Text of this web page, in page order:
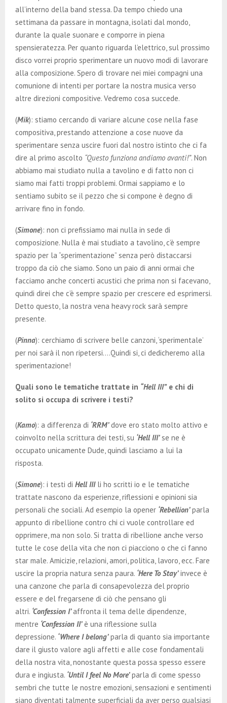
all’interno della band stessa. Da tempo chiedo una
settimana da passare in montagna, isolati dal mondo,
durante la quale suonare e comporre in piena
spensieratezza. Per quanto riguarda l’elettrico, sul prossimo
disco vorrei proprio sperimentare un nuovo modi di lavorare
alla composizione. Spero di trovare nei miei compagni una
comunione di intenti per portare la nostra musica verso
altre direzioni compositive. Vedremo cosa succede.
(Mik): stiamo cercando di variare alcune cose nella fase
compositiva, prestando attenzione a cose nuove da
sperimentare senza uscire fuori dal nostro istinto che ci fa
dire al primo ascolto “Questo funziona andiamo avanti!”. Non
abbiamo mai studiato nulla a tavolino e di fatto non ci
siamo mai fatti troppi problemi. Ormai sappiamo e lo
sentiamo subito se il pezzo che si compone è degno di
arrivare fino in fondo.
(Simone): non ci prefissiamo mai nulla in sede di
composizione. Nulla è mai studiato a tavolino, c’è sempre
spazio per la “sperimentazione” senza però distaccarsi
troppo da ciò che siamo. Sono un paio di anni ormai che
facciamo anche concerti acustici che prima non si facevano,
quindi direi che c’è sempre spazio per crescere ed esprimersi.
Detto questo, la nostra vena heavy rock sarà sempre
presente.
(Pinna): cerchiamo di scrivere belle canzoni, ‘sperimentale’
per noi sarà il non ripetersi….Quindi si, ci dedicheremo alla
sperimentazione!
Quali sono le tematiche trattate in “Hell III”e chi di
solito si occupa di scrivere i testi?
(Kamo): a differenza di ‘RRM’dove ero stato molto attivo e
coinvolto nella scrittura dei testi, su ‘Hell III’se ne è
occupato unicamente Dude, quindi lasciamo a lui la
risposta.
(Simone): i testi di Hell III li ho scritti io e le tematiche
trattate nascono da esperienze, riflessioni e opinioni sia
personali che sociali. Ad esempio la opener ‘Rebellion’parla
appunto di ribellione contro chi ci vuole controllare ed
opprimere, ma non solo. Si tratta di ribellione anche verso
tutte le cose della vita che non ci piacciono o che ci fanno
star male. Amicizie, relazioni, amori, politica, lavoro, ecc. Fare
uscire la propria natura senza paura. ‘Here To Stay’invece è
una canzone che parla di consapevolezza del proprio
essere e del fregarsene di ciò che pensano gli
altri. ‘Confession I’affronta il tema delle dipendenze,
mentre ‘Confession II’è una riflessione sulla
depressione. ‘Where I belong’parla di quanto sia importante
dare il giusto valore agli affetti e alle cose fondamentali
della nostra vita, nonostante questa possa spesso essere
dura e ingiusta. ‘Until I feel No More’parla di come spesso
sembri che tutte le nostre emozioni, sensazioni e sentimenti
siano diventati talmente superficiali da aver perso qualsiasi